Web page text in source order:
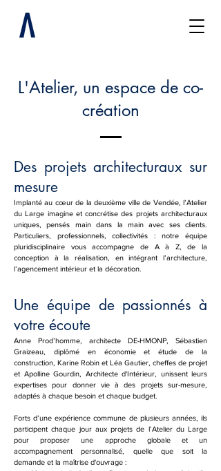
L'Atelier, un espace de co-
création
Des projets architecturaux sur
mesure
Implanté au cœur de la deuxième ville de Vendée, l’Atelier
du Large imagine et concrétise des projets architecturaux
uniques, pensés main dans la main avec ses clients.
Particuliers, professionnels, collectivités : notre équipe
pluridisciplinaire vous accompagne de A à Z, de la
conception à la réalisation, en intégrant l’architecture,
l’agencement intérieur et la décoration.
Une équipe de passionnés à
votre écoute
Anne Prod’homme, architecte DE-HMONP, Sébastien
Graizeau, diplômé en économie et étude de la
construction, Karine Robin et Léa Gautier, cheffes de projet
et Apolline Gourdin, Architecte d'Intérieur, unissent leurs
expertises pour donner vie à des projets sur-mesure,
adaptés à chaque besoin et chaque budget.
Forts d’une expérience commune de plusieurs années, ils
participent chaque jour aux projets de l’Atelier du Large
pour proposer une approche globale et un
accompagnement personnalisé, quelle que soit la
demande et la maîtrise d'ouvrage :